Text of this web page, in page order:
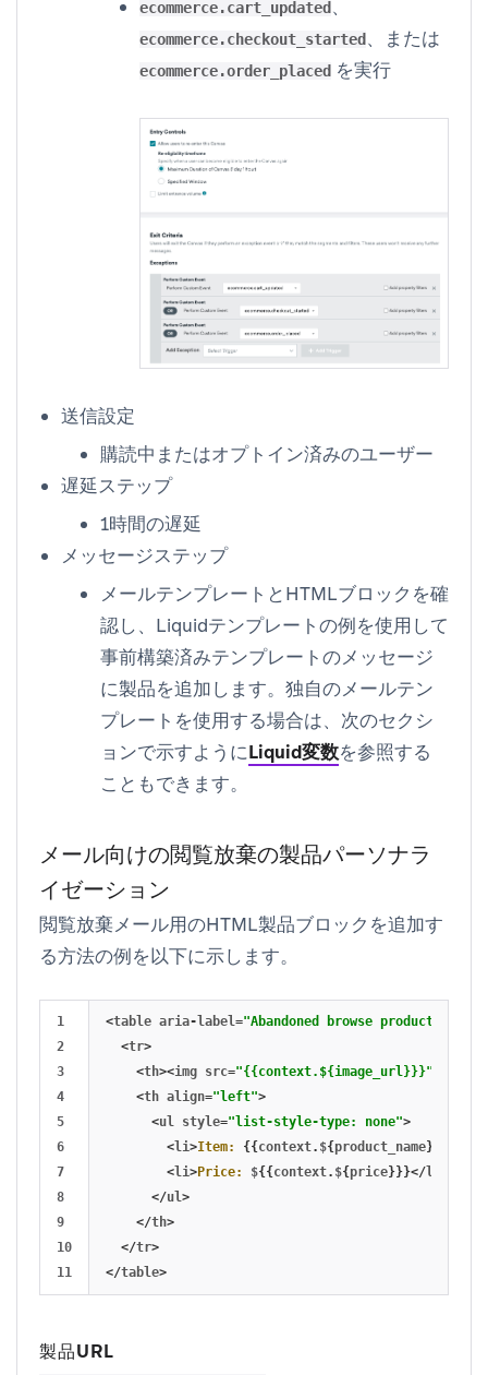
ecommerce.cart_updated 、
ecommerce.checkout_started 、または
ecommerce.order_placed を実行
送信設定
購読中またはオプトイン済みのユーザー
遅延ステップ
1時間の遅延
メッセージステップ
メールテンプレートとHTMLブロックを確
認し、Liquidテンプレートの例を使用して
事前構築済みテンプレートのメッセージ
に製品を追加します。独自のメールテン
プレートを使用する場合は、次のセクシ
ョンで示すようにLiquid変数を参照する
こともできます。
メール向けの閲覧放棄の製品パーソナラ
イゼーション
閲覧放棄メール用のHTML製品ブロックを追加す
る方法の例を以下に示します。
1
2
3
4
5
6
7
8
9
10
<table aria-label="Abandoned browse product
<tr>
<th><img src="{{context.${image_url}}}"
<th align="left">
<ul style="list-style-type: none">
<li>Item: {{context. ${product_name}}}</
<li>Price: ${{context. ${price}}}</li
</ul>
</th>
</tr>
</table>
製品URL